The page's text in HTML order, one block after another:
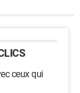
ceux qui